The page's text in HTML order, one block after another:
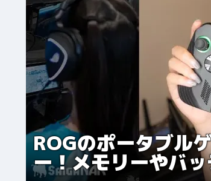
ROGのポータブル
ー！メモリーやバ